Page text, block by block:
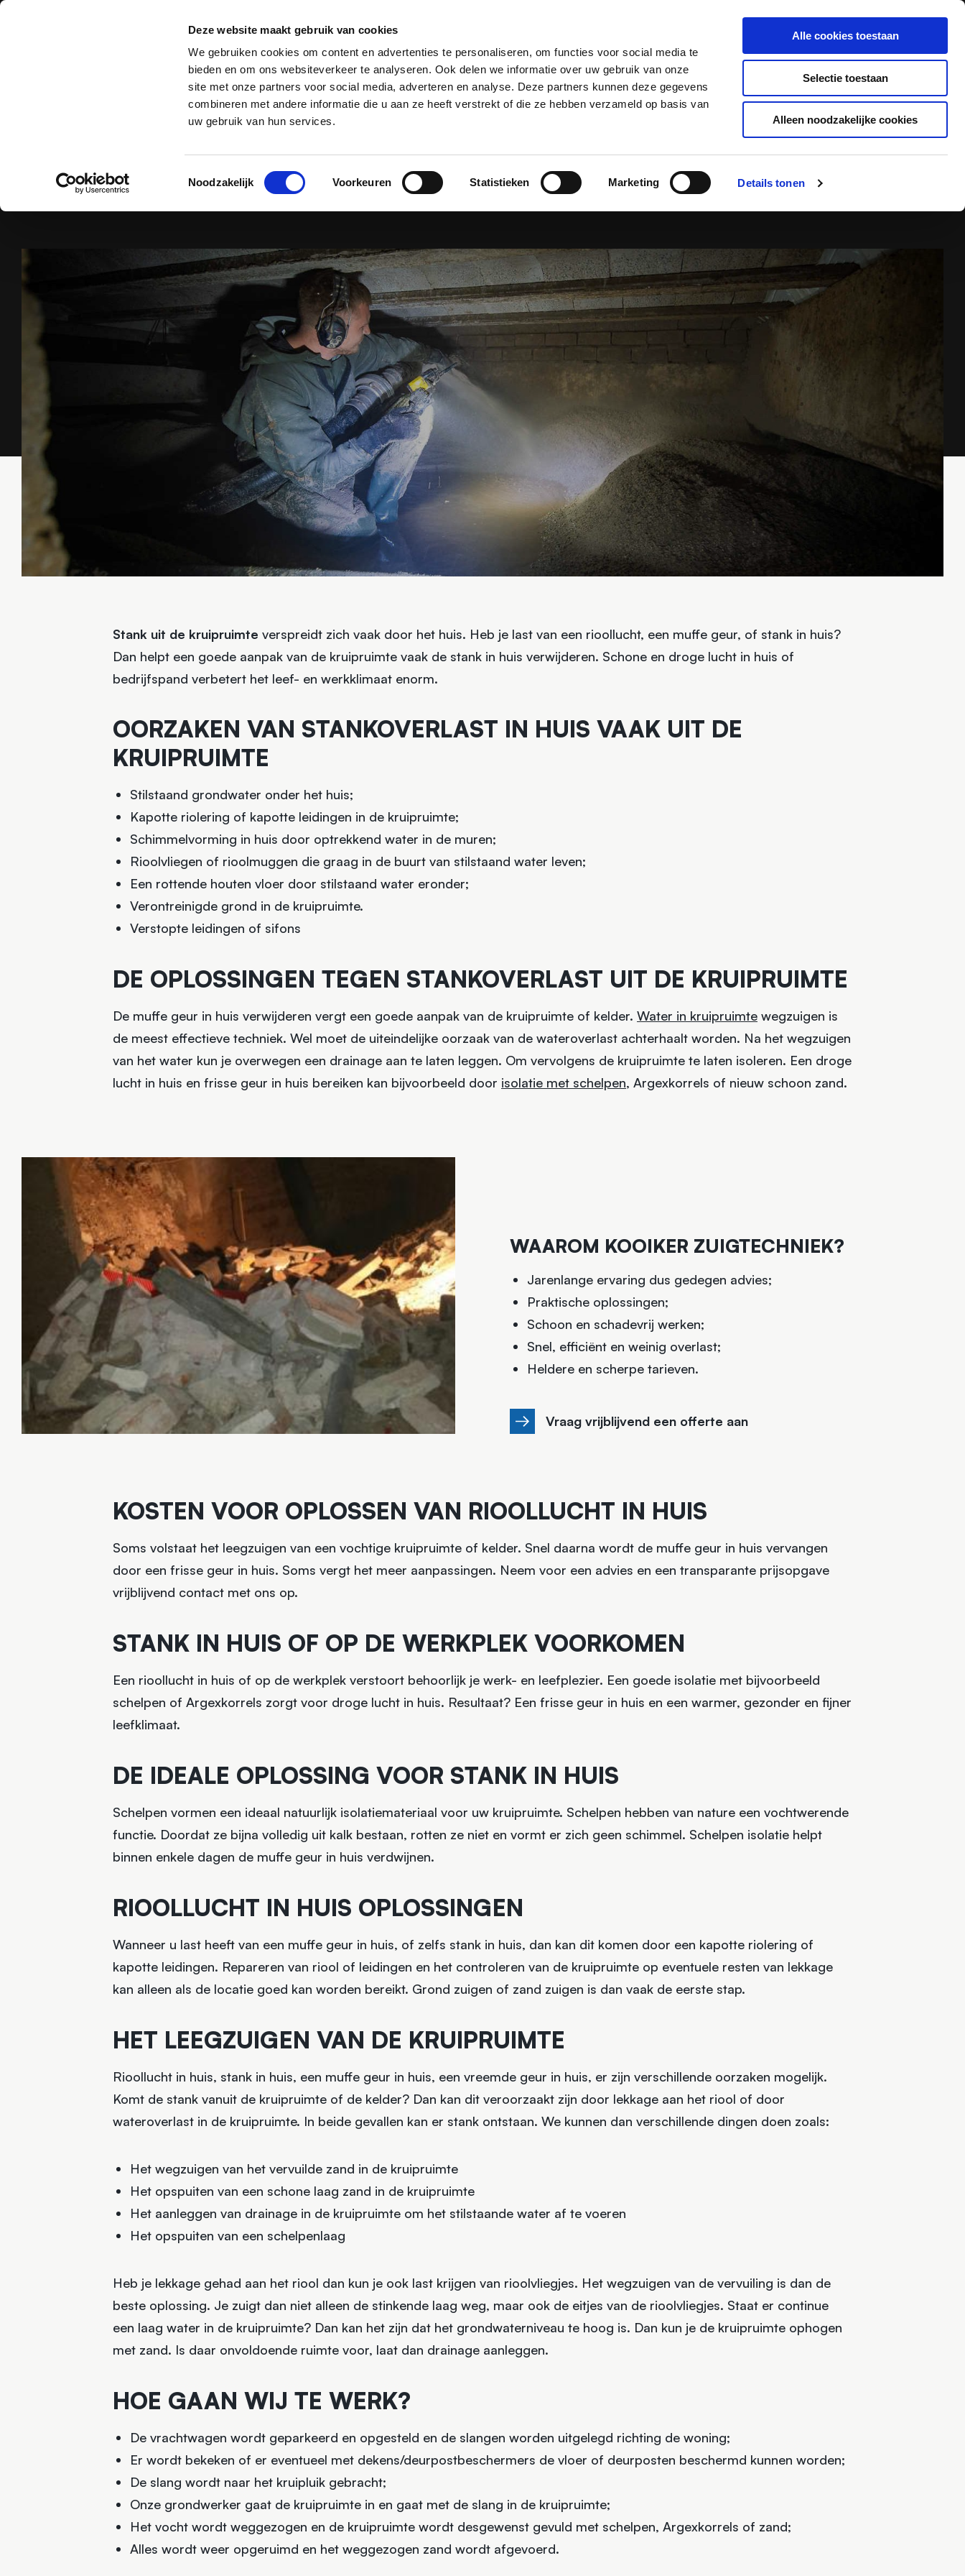
Deze website maakt gebruik van cookies
We gebruiken cookies om content en advertenties te personaliseren, om functies voor social media te
bieden en om ons websiteverkeer te analyseren. Ook delen we informatie over uw gebruik van onze
site met onze partners voor social media, adverteren en analyse. Deze partners kunnen deze gegevens
combineren met andere informatie die u aan ze heeft verstrekt of die ze hebben verzameld op basis van
uw gebruik van hun services.
Toestemmingsselectie
Noodzakelijk Voorkeuren Statistieken Marketing Details tonen
Alle cookies toestaan
Selectie toestaan
Alleen noodzakelijke cookies
Offerte aanvragen
STANK UIT DE KRUIPRUIMTE
Stank uit de kruipruimte verspreidt zich vaak door het huis. Heb je last van een rioollucht, een muffe geur, of stank in huis?
Dan helpt een goede aanpak van de kruipruimte vaak de stank in huis verwijderen. Schone en droge lucht in huis of
bedrijfspand verbetert het leef- en werkklimaat enorm.
OORZAKEN VAN STANKOVERLAST IN HUIS VAAK UIT DE
KRUIPRUIMTE
Stilstaand grondwater onder het huis;
Kapotte riolering of kapotte leidingen in de kruipruimte;
Schimmelvorming in huis door optrekkend water in de muren;
Rioolvliegen of rioolmuggen die graag in de buurt van stilstaand water leven;
Een rottende houten vloer door stilstaand water eronder;
Verontreinigde grond in de kruipruimte.
Verstopte leidingen of sifons
DE OPLOSSINGEN TEGEN STANKOVERLAST UIT DE KRUIPRUIMTE
De muffe geur in huis verwijderen vergt een goede aanpak van de kruipruimte of kelder. Water in kruipruimte wegzuigen is
de meest effectieve techniek. Wel moet de uiteindelijke oorzaak van de wateroverlast achterhaalt worden. Na het wegzuigen
van het water kun je overwegen een drainage aan te laten leggen. Om vervolgens de kruipruimte te laten isoleren. Een droge
lucht in huis en frisse geur in huis bereiken kan bijvoorbeeld door isolatie met schelpen, Argexkorrels of nieuw schoon zand.
WAAROM KOOIKER ZUIGTECHNIEK?
Jarenlange ervaring dus gedegen advies;
Praktische oplossingen;
Schoon en schadevrij werken;
Snel, efficiënt en weinig overlast;
Heldere en scherpe tarieven.
Vraag vrijblijvend een offerte aan
KOSTEN VOOR OPLOSSEN VAN RIOOLLUCHT IN HUIS
Soms volstaat het leegzuigen van een vochtige kruipruimte of kelder. Snel daarna wordt de muffe geur in huis vervangen
door een frisse geur in huis. Soms vergt het meer aanpassingen. Neem voor een advies en een transparante prijsopgave
vrijblijvend contact met ons op.
STANK IN HUIS OF OP DE WERKPLEK VOORKOMEN
Een rioollucht in huis of op de werkplek verstoort behoorlijk je werk- en leefplezier. Een goede isolatie met bijvoorbeeld
schelpen of Argexkorrels zorgt voor droge lucht in huis. Resultaat? Een frisse geur in huis en een warmer, gezonder en fijner
leefklimaat.
DE IDEALE OPLOSSING VOOR STANK IN HUIS
Schelpen vormen een ideaal natuurlijk isolatiemateriaal voor uw kruipruimte. Schelpen hebben van nature een vochtwerende
functie. Doordat ze bijna volledig uit kalk bestaan, rotten ze niet en vormt er zich geen schimmel. Schelpen isolatie helpt
binnen enkele dagen de muffe geur in huis verdwijnen.
RIOOLLUCHT IN HUIS OPLOSSINGEN
Wanneer u last heeft van een muffe geur in huis, of zelfs stank in huis, dan kan dit komen door een kapotte riolering of
kapotte leidingen. Repareren van riool of leidingen en het controleren van de kruipruimte op eventuele resten van lekkage
kan alleen als de locatie goed kan worden bereikt. Grond zuigen of zand zuigen is dan vaak de eerste stap.
HET LEEGZUIGEN VAN DE KRUIPRUIMTE
Rioollucht in huis, stank in huis, een muffe geur in huis, een vreemde geur in huis, er zijn verschillende oorzaken mogelijk.
Komt de stank vanuit de kruipruimte of de kelder? Dan kan dit veroorzaakt zijn door lekkage aan het riool of door
wateroverlast in de kruipruimte. In beide gevallen kan er stank ontstaan. We kunnen dan verschillende dingen doen zoals:
Het wegzuigen van het vervuilde zand in de kruipruimte
Het opspuiten van een schone laag zand in de kruipruimte
Het aanleggen van drainage in de kruipruimte om het stilstaande water af te voeren
Het opspuiten van een schelpenlaag
Heb je lekkage gehad aan het riool dan kun je ook last krijgen van rioolvliegjes. Het wegzuigen van de vervuiling is dan de
beste oplossing. Je zuigt dan niet alleen de stinkende laag weg, maar ook de eitjes van de rioolvliegjes. Staat er continue
een laag water in de kruipruimte? Dan kan het zijn dat het grondwaterniveau te hoog is. Dan kun je de kruipruimte ophogen
met zand. Is daar onvoldoende ruimte voor, laat dan drainage aanleggen.
HOE GAAN WIJ TE WERK?
De vrachtwagen wordt geparkeerd en opgesteld en de slangen worden uitgelegd richting de woning;
Er wordt bekeken of er eventueel met dekens/deurpostbeschermers de vloer of deurposten beschermd kunnen worden;
De slang wordt naar het kruipluik gebracht;
Onze grondwerker gaat de kruipruimte in en gaat met de slang in de kruipruimte;
Het vocht wordt weggezogen en de kruipruimte wordt desgewenst gevuld met schelpen, Argexkorrels of zand;
Alles wordt weer opgeruimd en het weggezogen zand wordt afgevoerd.